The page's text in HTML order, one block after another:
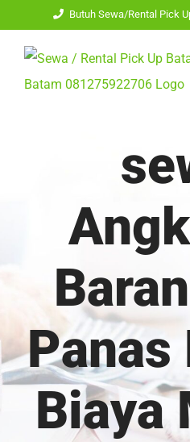
content
Butuh Sewa/Rental Pick
Panas
Biaya